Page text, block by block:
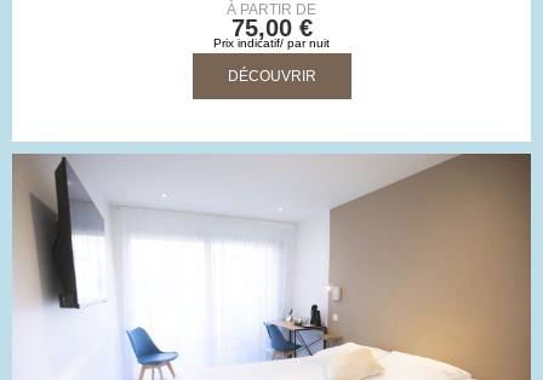
À PARTIR DE
75,00 €
Prix indicatif/ par nuit
DÉCOUVRIR